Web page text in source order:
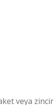
veya zincir